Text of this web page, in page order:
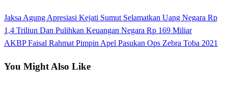
Navigasi
pos
Previous
Post
Jaksa Agung Apresiasi Kejati Sumut Selamatkan Uang Negara Rp
1,4 Triliun Dan Pulihkan Keuangan Negara Rp 169 Miliar
Next
AKBP Faisal Rahmat Pimpin Apel Pasukan Ops Zebra Toba 2021
You Might Also Like